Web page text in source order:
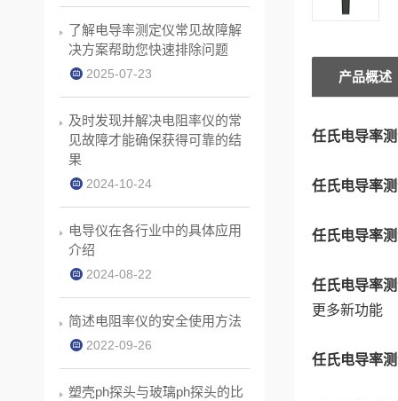
产品概述
任氏电导率
任氏电导率
任氏电导率
任氏电导率
更多新功能
任氏电导率
了解电导率测定仪常见故障解
决方案帮助您快速排除问题
2025-07-23
及时发现并解决电阻率仪的常
见故障才能确保获得可靠的结
果
2024-10-24
电导仪在各行业中的具体应用
介绍
2024-08-22
简述电阻率仪的安全使用方法
2022-09-26
塑壳ph探头与玻璃ph探头的比